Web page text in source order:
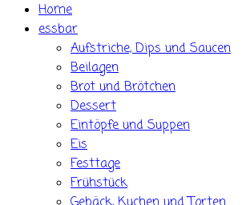
Home
essbar
Aufstriche, Dips und Saucen
Beilagen
Brot und Brötchen
Dessert
Eintöpfe und Suppen
Eis
Festtage
Frühstück